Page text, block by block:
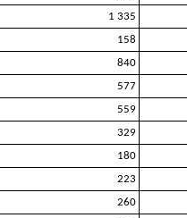
1 335
158
840
577
559
329
180
223
260